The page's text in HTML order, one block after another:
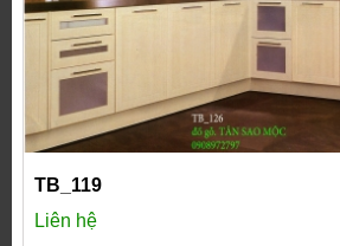
TB_119
Liên hệ